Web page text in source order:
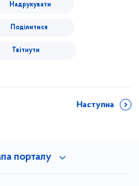
Надрукувати
Поділитися
Твітнути
Наступна
порталу